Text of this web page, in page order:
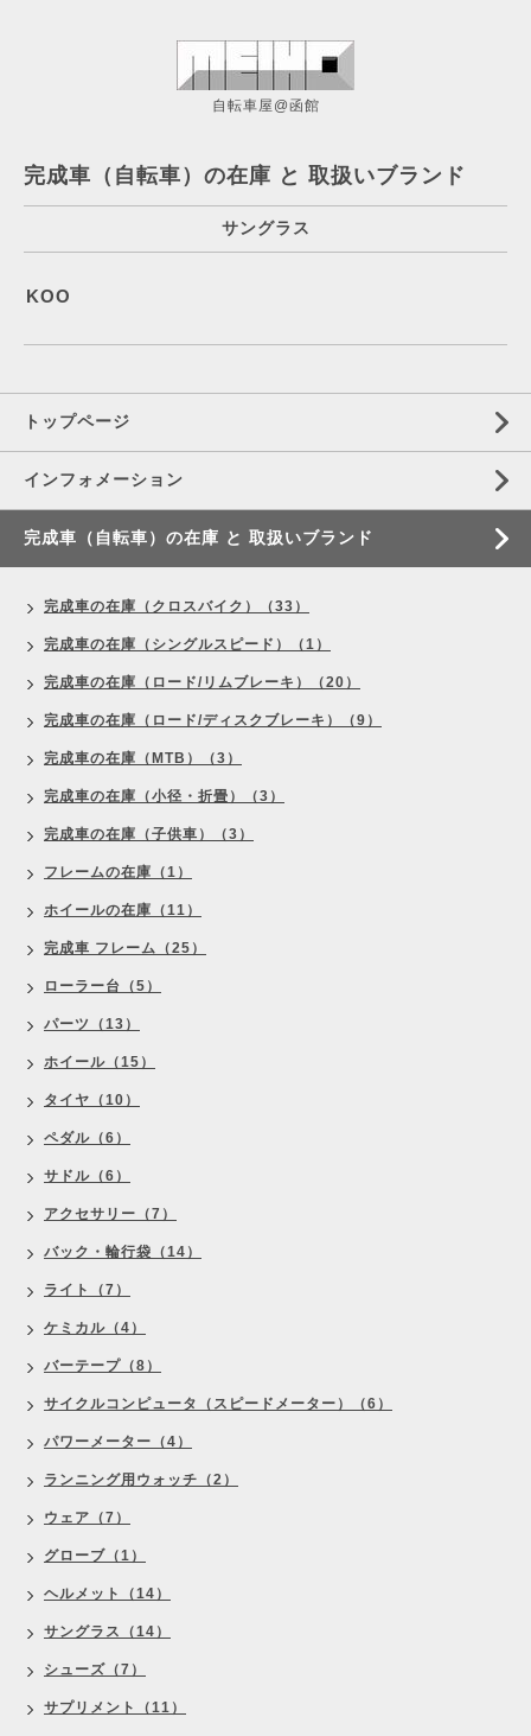
自転車屋@函館
完成車（自転車）の在庫 と 取扱いブランド
サングラス
KOO
トップページ
インフォメーション
完成車（自転車）の在庫 と 取扱いブランド
完成車の在庫（クロスバイク）（33）
完成車の在庫（シングルスピード）（1）
完成車の在庫（ロード/リムブレーキ）（20）
完成車の在庫（ロード/ディスクブレーキ）（9）
完成車の在庫（MTB）（3）
完成車の在庫（小径・折畳）（3）
完成車の在庫（子供車）（3）
フレームの在庫（1）
ホイールの在庫（11）
完成車 フレーム（25）
ローラー台（5）
パーツ（13）
ホイール（15）
タイヤ（10）
ペダル（6）
サドル（6）
アクセサリー（7）
バック・輪行袋（14）
ライト（7）
ケミカル（4）
バーテープ（8）
サイクルコンピュータ（スピードメーター）（6）
パワーメーター（4）
ランニング用ウォッチ（2）
ウェア（7）
グローブ（1）
ヘルメット（14）
サングラス（14）
シューズ（7）
サプリメント（11）